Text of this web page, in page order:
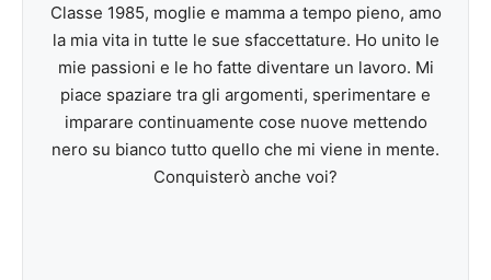
Classe 1985, moglie e mamma a tempo pieno, amo
la mia vita in tutte le sue sfaccettature. Ho unito le
mie passioni e le ho fatte diventare un lavoro. Mi
piace spaziare tra gli argomenti, sperimentare e
imparare continuamente cose nuove mettendo
nero su bianco tutto quello che mi viene in mente.
Conquisterò anche voi?